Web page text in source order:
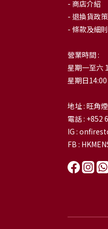
- 商店介紹
- 退換貨政策
- 條款及細則
營業時間 :
星期一至六
星期日
地址 : 旺角
電話 : +852
IG :
FB :